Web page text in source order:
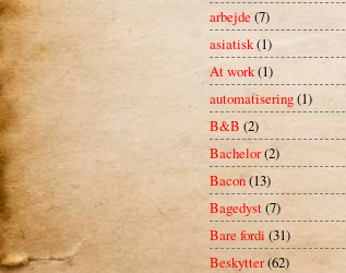
arbejde (7)
asiatisk(1)
At work(1)
automatisering(1)
B&B (2)
Bachelor(2)
Bacon(13)
Bagedyst(7)
Bare fordi (31)
Beskytter(62)